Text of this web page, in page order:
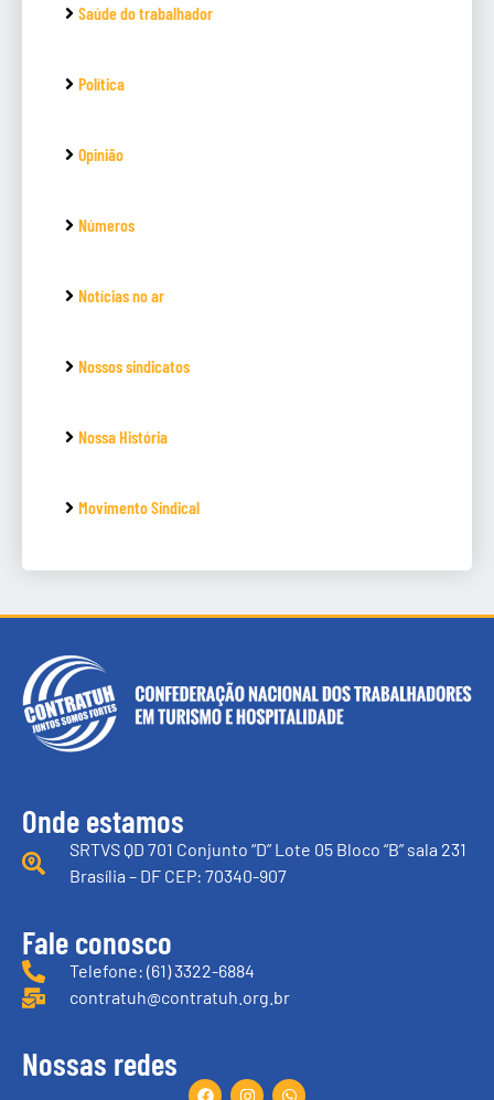
Saúde do trabalhador
Política
Opinião
Números
Notícias no ar
Nossos sindicatos
Nossa História
Movimento Sindical
Onde estamos
SRTVS QD 701 Conjunto “D” Lote 05 Bloco “B” sala 231
Brasília – DF CEP: 70340-907
Fale conosco
Telefone: (61) 3322-6884
contratuh@contratuh.org.br
Nossas redes